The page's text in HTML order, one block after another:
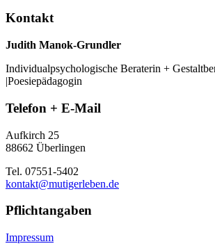
Kontakt
Judith Manok-Grundler
Individualpsychologische Beraterin +
|Poesiepädagogin
Telefon + E-Mail
Aufkirch 25
88662 Überlingen
Tel. 07551-5402
kontakt@mutigerleben.de
Pflichtangaben
Impressum